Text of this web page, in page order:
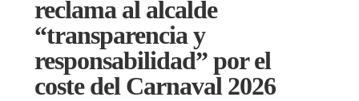
reclama al alcalde
“transparencia y
responsabilidad” por el
coste del Carnaval 2026